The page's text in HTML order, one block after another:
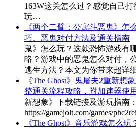
163W这关怎么过？感觉自己
玩…
《两个二臂：公寓斗恶鬼》怎
巧、恶鬼对付方法及通关指南
鬼》怎么玩？这款恐怖游戏有
略？游戏中的恶鬼怎么对付，
逃生方法？本文为你带来超详
《The Ghost》鬼屠夫2重新想
整通关流程攻略，附加速器使
新想象》下载链接及游玩指南
https://gamejolt.com/games/
《The Ghost》音乐游戏怎么玩